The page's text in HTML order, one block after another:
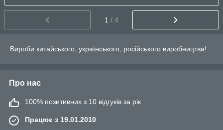
1 / 4
Вироби китайського, українського, російського виробництва!
Про нас
100% позитивних з 10 відгуків за рік
Працює з 19.01.2010